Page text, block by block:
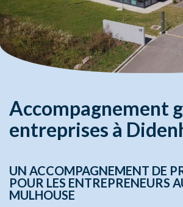
Accompagnement
entreprises à
UN ACCOMPAGNEMENT DE
POUR LES ENTREPRENEURS
MULHOUSE